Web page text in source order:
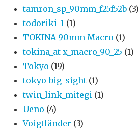
tamron_sp_90mm_f25f52b (3)
todoriki_1 (1)
TOKINA 90mm Macro (1)
tokina_at-x_macro_90_25 (1)
Tokyo (19)
tokyo_big_sight (1)
twin_link_mitegi (1)
Ueno (4)
Voigtländer (3)